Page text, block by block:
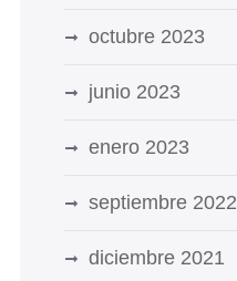
octubre 2023
junio 2023
enero 2023
septiembre 2022
diciembre 2021